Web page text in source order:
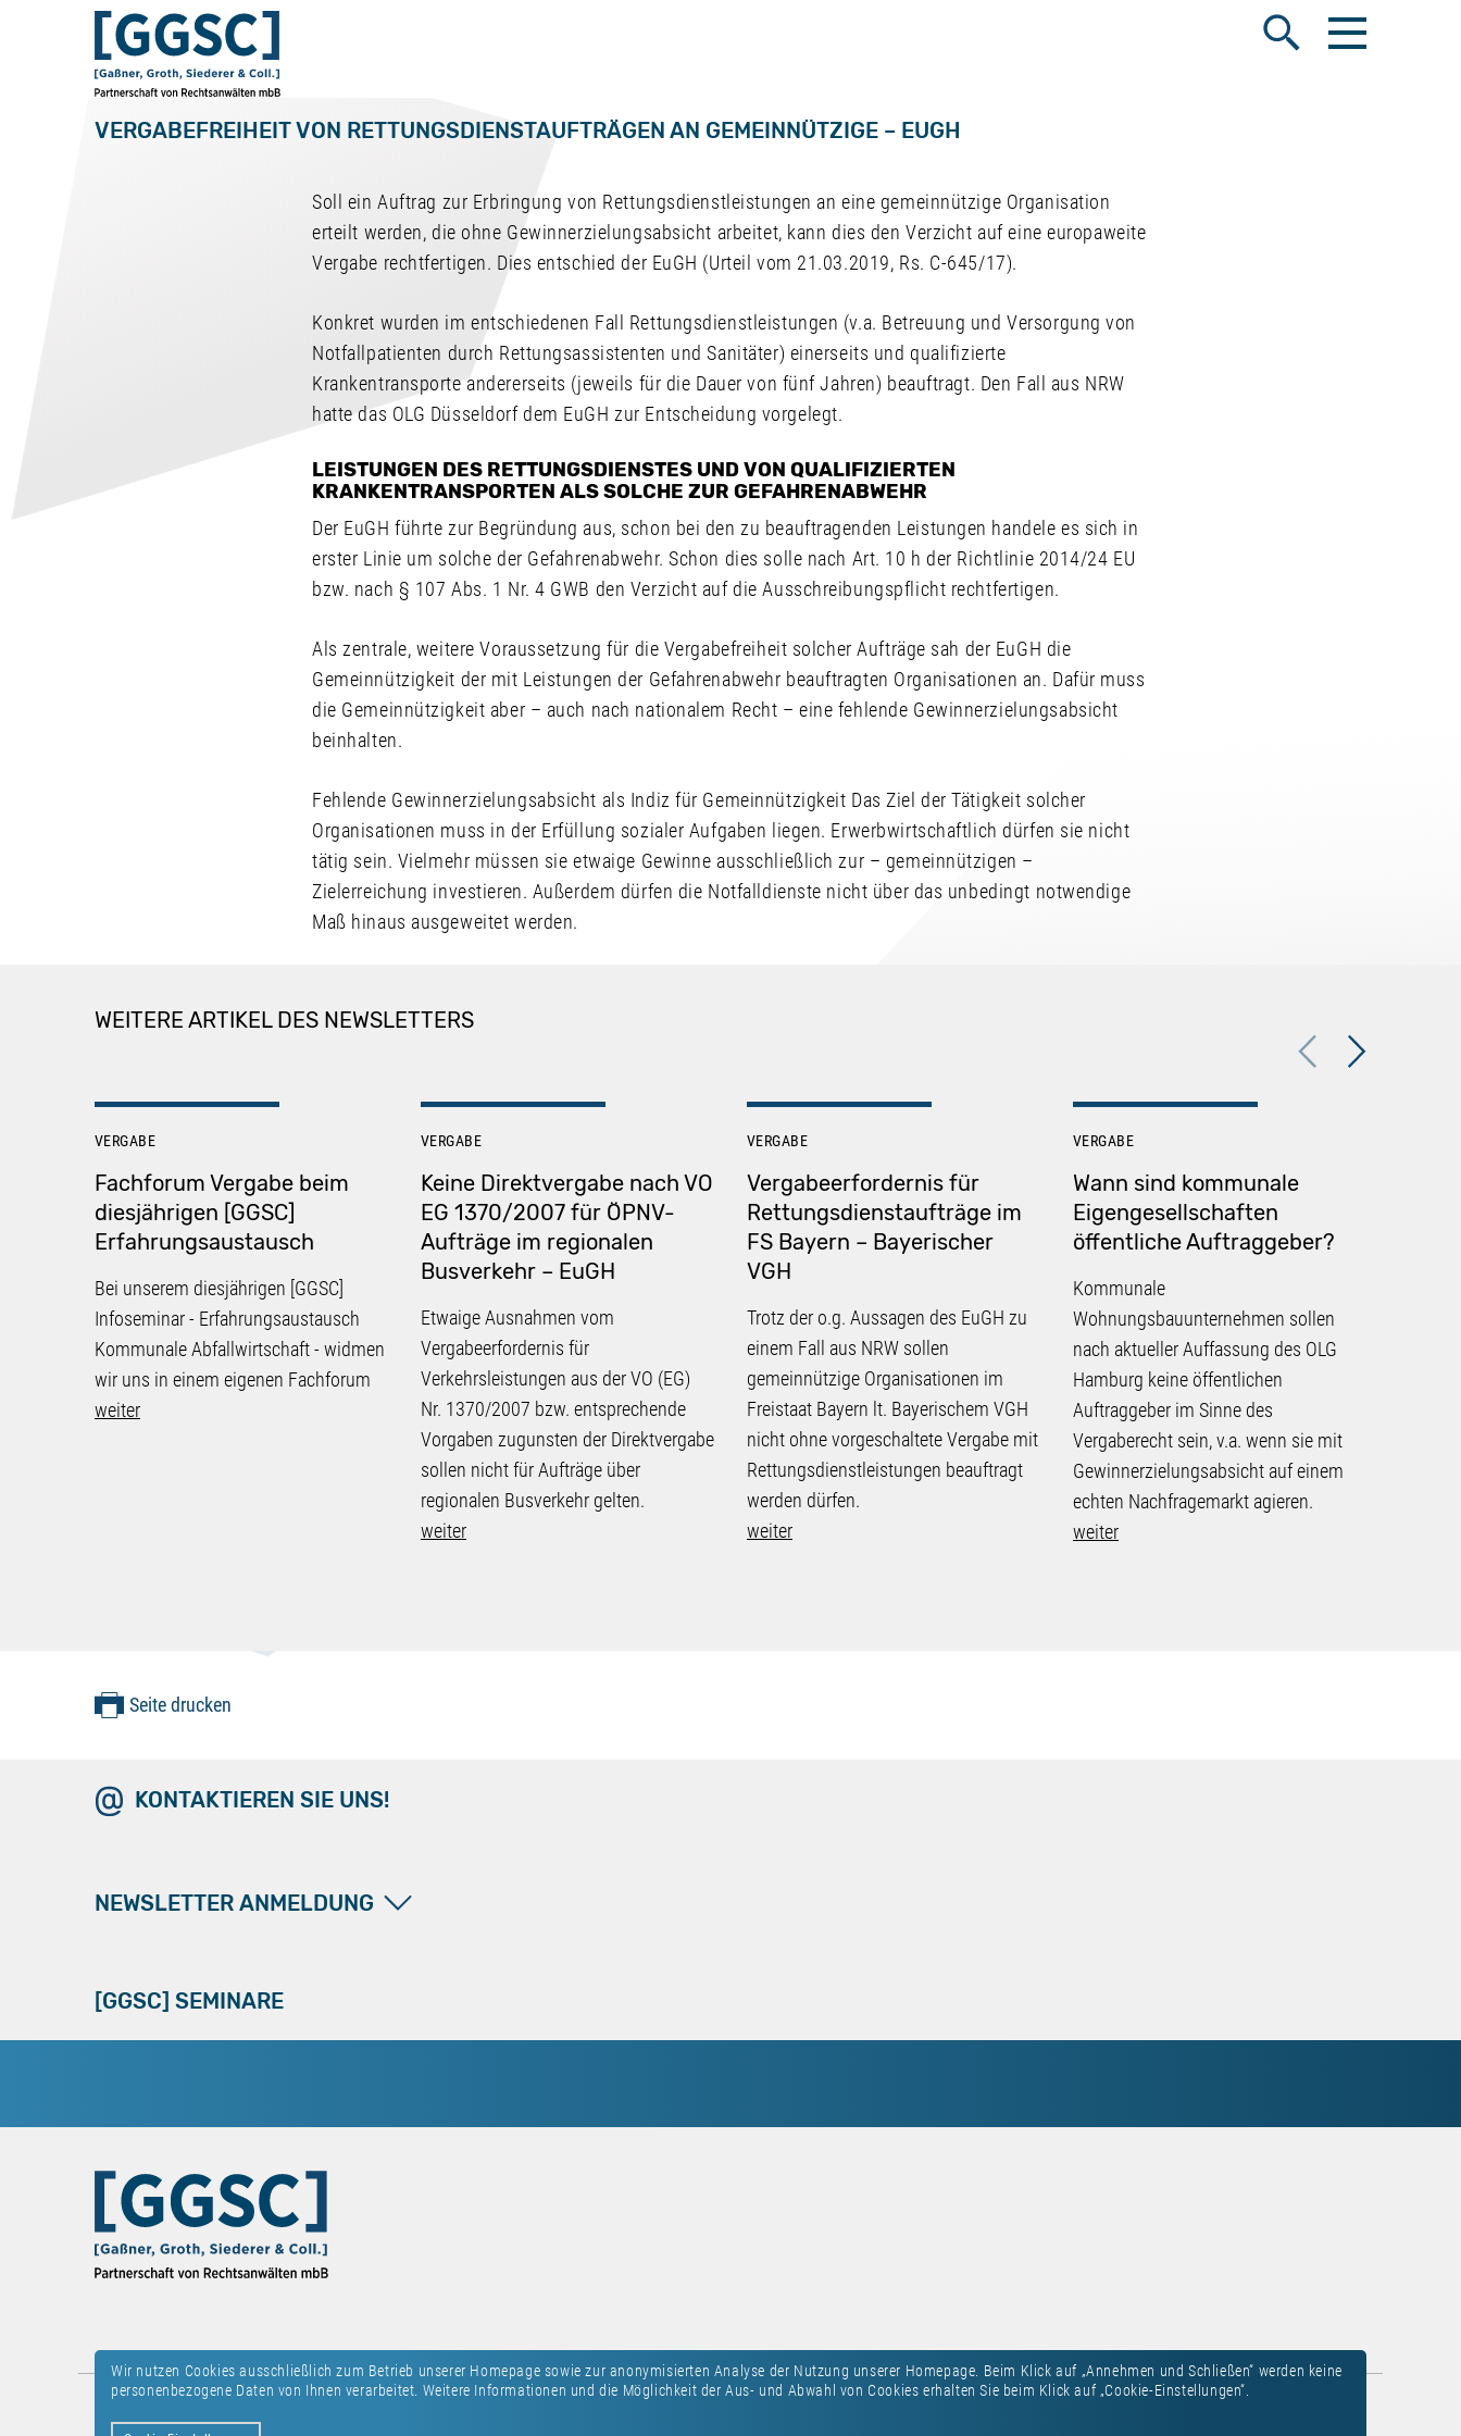
Wir nutzen Cookies ausschließlich zum Betrieb unserer Homepage sowie zur anonymisierten Analyse der Nutzung unserer Homepage. Beim Klick auf „Annehmen und Schließen“ werden keine
personenbezogene Daten von Ihnen verarbeitet. Weitere Informationen und die Möglichkeit der Aus- und Abwahl von Cookies erhalten Sie beim Klick auf „Cookie-Einstellungen“.
Suche öffnenMenü öffnen
VERGABEFREIHEIT VON RETTUNGSDIENSTAUFTRÄGEN AN GEMEINNÜTZIGE – EUGH
Soll ein Auftrag zur Erbringung von Rettungsdienstleistungen an eine gemeinnützige Organisation
erteilt werden, die ohne Gewinnerzielungsabsicht arbeitet, kann dies den Verzicht auf eine europaweite
Vergabe rechtfertigen. Dies entschied der EuGH (Urteil vom 21.03.2019, Rs. C-645/17).
Konkret wurden im entschiedenen Fall Rettungsdienstleistungen (v.a. Betreuung und Versorgung von
Notfallpatienten durch Rettungsassistenten und Sanitäter) einerseits und qualifizierte
Krankentransporte andererseits (jeweils für die Dauer von fünf Jahren) beauftragt. Den Fall aus NRW
hatte das OLG Düsseldorf dem EuGH zur Entscheidung vorgelegt.
LEISTUNGEN DES RETTUNGSDIENSTES UND VON QUALIFIZIERTEN
KRANKENTRANSPORTEN ALS SOLCHE ZUR GEFAHRENABWEHR
Der EuGH führte zur Begründung aus, schon bei den zu beauftragenden Leistungen handele es sich in
erster Linie um solche der Gefahrenabwehr. Schon dies solle nach Art. 10 h der Richtlinie 2014/24 EU
bzw. nach § 107 Abs. 1 Nr. 4 GWB den Verzicht auf die Ausschreibungspflicht rechtfertigen.
Als zentrale, weitere Voraussetzung für die Vergabefreiheit solcher Aufträge sah der EuGH die
Gemeinnützigkeit der mit Leistungen der Gefahrenabwehr beauftragten Organisationen an. Dafür muss
die Gemeinnützigkeit aber – auch nach nationalem Recht – eine fehlende Gewinnerzielungsabsicht
beinhalten.
Fehlende Gewinnerzielungsabsicht als Indiz für Gemeinnützigkeit Das Ziel der Tätigkeit solcher
Organisationen muss in der Erfüllung sozialer Aufgaben liegen. Erwerbwirtschaftlich dürfen sie nicht
tätig sein. Vielmehr müssen sie etwaige Gewinne ausschließlich zur – gemeinnützigen –
Zielerreichung investieren. Außerdem dürfen die Notfalldienste nicht über das unbedingt notwendige
Maß hinaus ausgeweitet werden.
WEITERE ARTIKEL DES NEWSLETTERS
Previous
VERGABE
Fachforum Vergabe beim
diesjährigen [GGSC]
Erfahrungsaustausch
Bei unserem diesjährigen [GGSC]
Infoseminar - Erfahrungsaustausch
Kommunale Abfallwirtschaft - widmen
wir uns in einem eigenen Fachforum
weiter
VERGABE
Keine Direktvergabe nach VO
EG 1370/2007 für ÖPNV-
Aufträge im regionalen
Busverkehr – EuGH
Etwaige Ausnahmen vom
Vergabeerfordernis für
Verkehrsleistungen aus der VO (EG)
Nr. 1370/2007 bzw. entsprechende
Vorgaben zugunsten der Direktvergabe
sollen nicht für Aufträge über
regionalen Busverkehr gelten.
weiter
VERGABE
Vergabeerfordernis für
Rettungsdienstaufträge im
FS Bayern – Bayerischer
VGH
Trotz der o.g. Aussagen des EuGH zu
einem Fall aus NRW sollen
gemeinnützige Organisationen im
Freistaat Bayern lt. Bayerischem VGH
nicht ohne vorgeschaltete Vergabe mit
Rettungsdienstleistungen beauftragt
werden dürfen.
weiter
VERGABE
Wann sind kommunale
Eigengesellschaften
öffentliche Auftraggeber?
Kommunale
Wohnungsbauunternehmen sollen
nach aktueller Auffassung des OLG
Hamburg keine öffentlichen
Auftraggeber im Sinne des
Vergaberecht sein, v.a. wenn sie mit
Gewinnerzielungsabsicht auf einem
echten Nachfragemarkt agieren.
weiter
Next
Seite drucken
KONTAKTIEREN SIE UNS!
NEWSLETTER ANMELDUNG
[GGSC] SEMINARE